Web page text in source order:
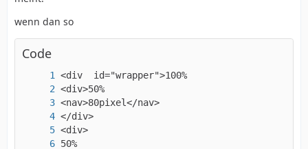
wenn dan so
Code